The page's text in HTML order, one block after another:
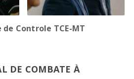
de Controle TCE-MT
DE COMBATE À